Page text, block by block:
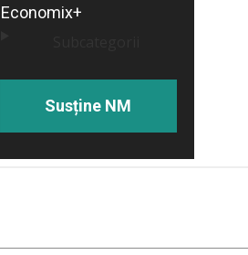
Economix+
Susține NM